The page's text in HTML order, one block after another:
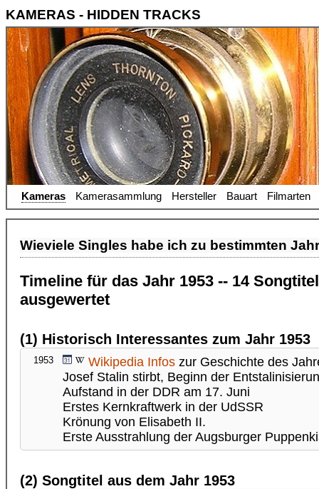
KAMERAS - HIDDEN TRACKS
Kameras Kamerasammlung Hersteller Bauart Filmarten
Wieviele Singles habe ich zu bestimmten
Timeline für das Jahr 1953 -- 14
ausgewertet
(1) Historisch Interessantes zum Jahr 1953
1953 Wikipedia Infos zur Geschichte des
Josef Stalin stirbt, Beginn der
Aufstand in der DDR am 17. Juni
Erstes Kernkraftwerk in der UdSSR
Krönung von Elisabeth II.
Erste Ausstrahlung der Augsburger
(2) Songtitel aus dem Jahr 1953